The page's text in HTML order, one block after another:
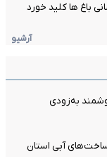
باغ ها کلید خورد
آرشیو
به‌زودی